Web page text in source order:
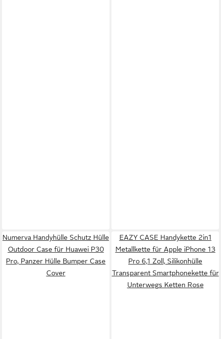
Numerva Handyhülle Schutz Hülle
Outdoor Case für Huawei P30
Pro, Panzer Hülle Bumper Case
Cover
EAZY CASE Handykette 2in1
Metallkette für Apple iPhone 13
Pro 6,1 Zoll, Silikonhülle
Transparent Smartphonekette für
Unterwegs Ketten Rose